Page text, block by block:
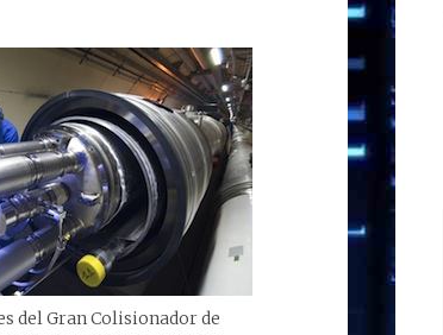
del Gran Colisionador de